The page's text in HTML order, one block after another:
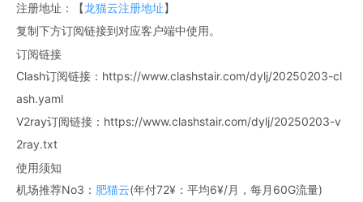
注册地址：【龙猫云注册地址】
复制下方订阅链接到对应客户端中使用。
订阅链接
Clash订阅链接：https://www.clashstair.com/dylj/20250203-cl
ash.yaml
V2ray订阅链接：https://www.clashstair.com/dylj/20250203-v
2ray.txt
使用须知
机场推荐No3： 肥猫云(年付72¥：平均6¥/月，每月60G流量)